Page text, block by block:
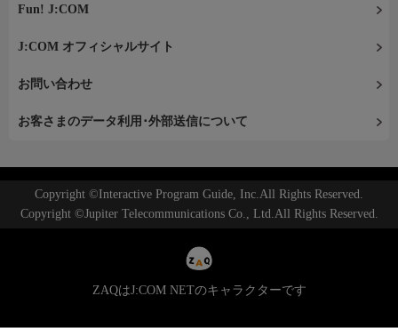
Fun! J:COM
J:COM オフィシャルサイト
お問い合わせ
お客さまのデータ利用･外部送信について
Copyright ©Interactive Program Guide, Inc.All Rights Reserved.
Copyright ©Jupiter Telecommunications Co., Ltd.All Rights Reserved.
ZAQはJ:COM NETのキャラクターです